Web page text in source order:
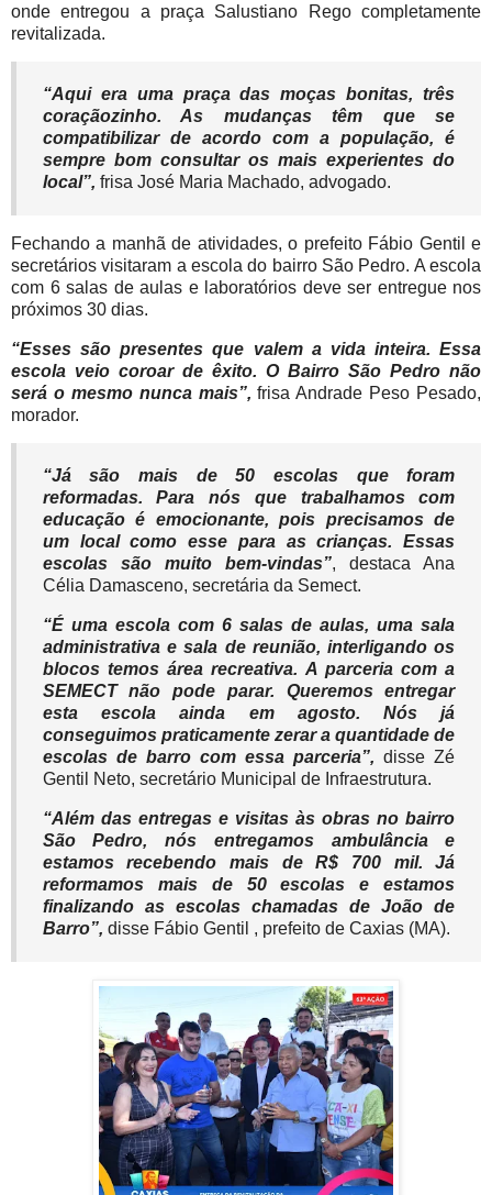
onde entregou a praça Salustiano Rego completamente
revitalizada.
“Aqui era uma praça das moças bonitas, três
coraçãozinho. As mudanças têm que se
compatibilizar de acordo com a população, é
sempre bom consultar os mais experientes do
local”, frisa José Maria Machado, advogado.
Fechando a manhã de atividades, o prefeito Fábio Gentil e
secretários visitaram a escola do bairro São Pedro. A escola
com 6 salas de aulas e laboratórios deve ser entregue nos
próximos 30 dias.
“Esses são presentes que valem a vida inteira. Essa
escola veio coroar de êxito. O Bairro São Pedro não
será o mesmo nunca mais”, frisa Andrade Peso Pesado,
morador.
“Já são mais de 50 escolas que foram
reformadas. Para nós que trabalhamos com
educação é emocionante, pois precisamos de
um local como esse para as crianças. Essas
escolas são muito bem-vindas”, destaca Ana
Célia Damasceno, secretária da Semect.
“É uma escola com 6 salas de aulas, uma sala
administrativa e sala de reunião, interligando os
blocos temos área recreativa. A parceria com a
SEMECT não pode parar. Queremos entregar
esta escola ainda em agosto. Nós já
conseguimos praticamente zerar a quantidade de
escolas de barro com essa parceria”, disse Zé
Gentil Neto, secretário Municipal de Infraestrutura.
“Além das entregas e visitas às obras no bairro
São Pedro, nós entregamos ambulância e
estamos recebendo mais de R$ 700 mil. Já
reformamos mais de 50 escolas e estamos
finalizando as escolas chamadas de João de
Barro”, disse Fábio Gentil , prefeito de Caxias (MA).